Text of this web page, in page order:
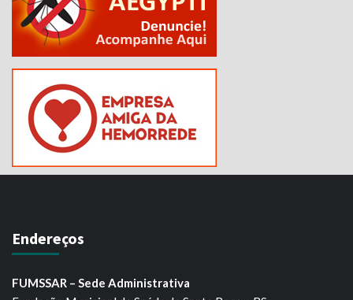
Endereços
FUMSSAR – Sede Administrativa